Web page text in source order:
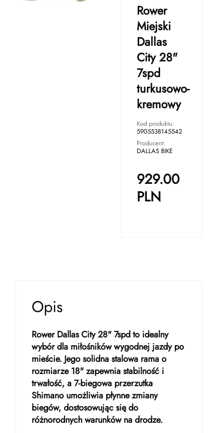
Rower
Miejski
Dallas
City 28"
7spd
turkusowo-
kremowy
Kod produktu:
5905538145542
Producent:
DALLAS BIKE
929.00
PLN
Opis
Rower Dallas City 28" 7spd to idealny
wybór dla miłośników wygodnej jazdy po
mieście. Jego solidna stalowa rama o
rozmiarze 18" zapewnia stabilność i
trwałość, a 7-biegowa przerzutka
Shimano umożliwia płynne zmiany
biegów, dostosowując się do
różnorodnych warunków na drodze.